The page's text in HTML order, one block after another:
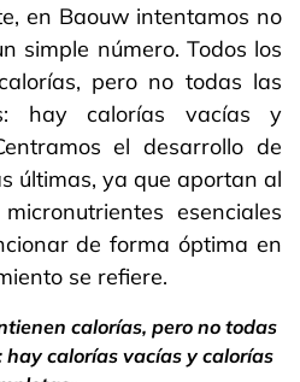
en Baouw intentamos no
simple número. Todos los
pero no todas las
hay calorías vacías y
el desarrollo de
últimas, ya que aportan al
esenciales
de forma óptima en
se refiere.
calorías, pero no todas
calorías vacías y calorías